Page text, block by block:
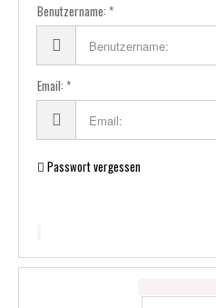
Benutzername:
Email:
Passwort vergessen